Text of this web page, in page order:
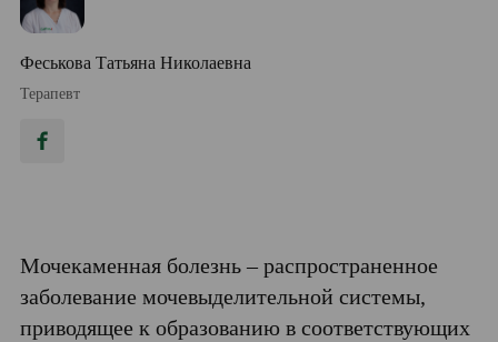
Феськова Татьяна Николаевна
Терапевт
Мочекаменная болезнь – распространенное
заболевание мочевыделительной системы,
приводящее к образованию в соответствующих